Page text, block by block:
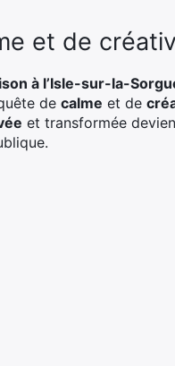
et de
à l’Isle-sur-la-
de calme et de
et transformée